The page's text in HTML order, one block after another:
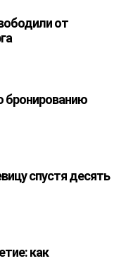
от
бронированию
спустя десять
как